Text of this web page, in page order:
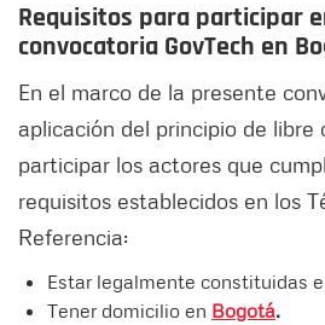
Requisitos para participar
convocatoria GovTech en
En el marco de la presente
aplicación del principio de libre
participar los actores que
requisitos establecidos en los
Referencia:
Estar legalmente constituidas
Tener domicilio en Bogotá.